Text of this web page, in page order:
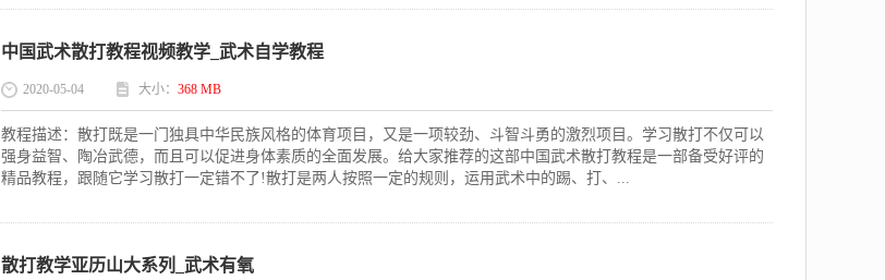
中国武术散打教程视频教学_武术自学教程
2020-05-04 大小： 368 MB
教程描述：散打既是一门独具中华民族风格的体育项目，又是一项较劲、斗智斗勇的激烈项目。学习散打不仅可以
强身益智、陶冶武德，而且可以促进身体素质的全面发展。给大家推荐的这部中国武术散打教程是一部备受好评的
精品教程，跟随它学习散打一定错不了!散打是两人按照一定的规则，运用武术中的踢、打、...
散打教学亚历山大系列_武术有氧